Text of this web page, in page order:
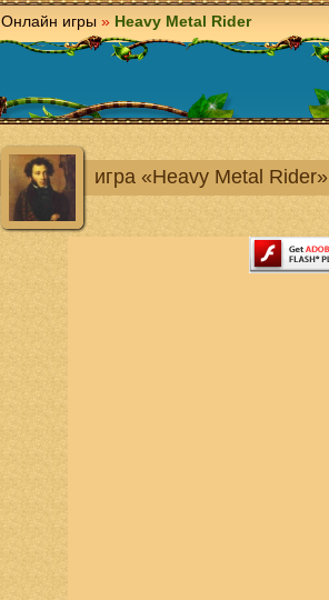
Онлайн игры » Heavy Metal Rider
игра «Heavy Metal Rider»